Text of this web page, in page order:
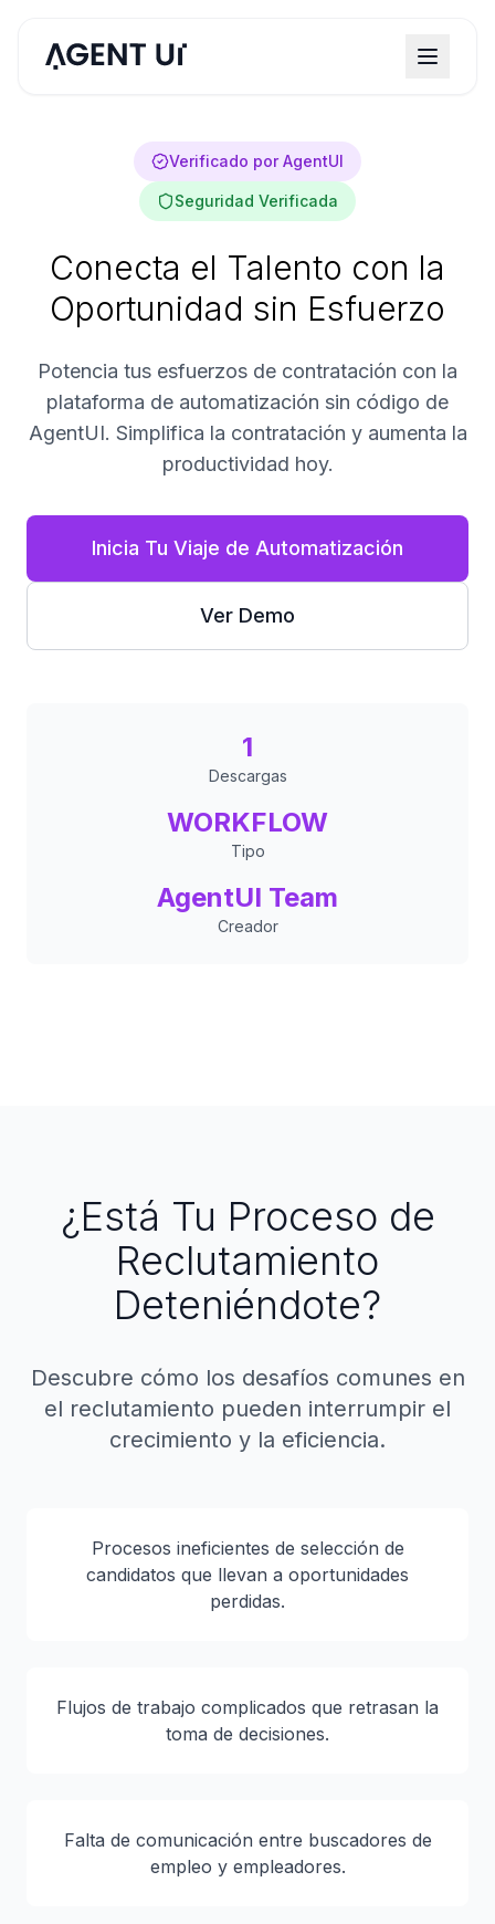
Verificado por AgentUI
Seguridad Verificada
Conecta el Talento con la
Oportunidad sin Esfuerzo
Potencia tus esfuerzos de contratación con la
plataforma de automatización sin código de
AgentUI. Simplifica la contratación y aumenta la
productividad hoy.
Inicia Tu Viaje de Automatización
Ver Demo
1
Descargas
WORKFLOW
Tipo
AgentUI Team
Creador
¿Está Tu Proceso de
Reclutamiento
Deteniéndote?
Descubre cómo los desafíos comunes en
el reclutamiento pueden interrumpir el
crecimiento y la eficiencia.
Procesos ineficientes de selección de
candidatos que llevan a oportunidades
perdidas.
Flujos de trabajo complicados que retrasan la
toma de decisiones.
Falta de comunicación entre buscadores de
empleo y empleadores.